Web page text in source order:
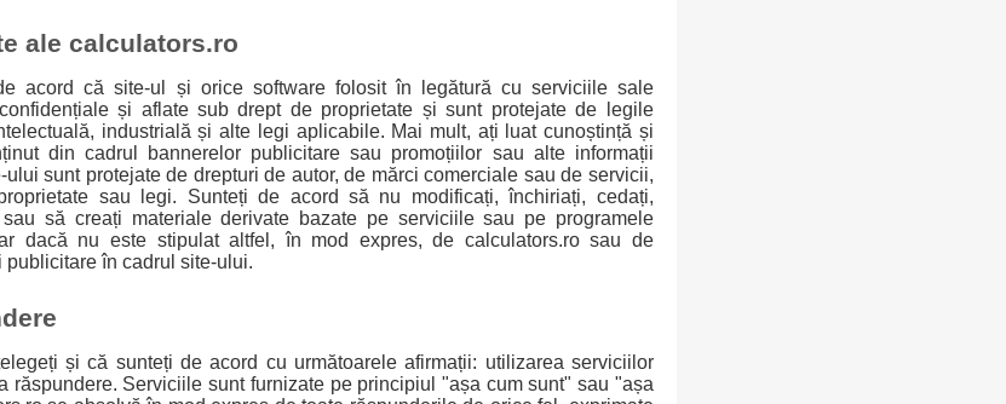
ale calculators.ro
acord că site-ul și orice software folosit în legătură cu serviciile sale
și aflate sub drept de proprietate și sunt protejate de legile
industrială și alte legi aplicabile. Mai mult, ați luat cunoștință și
din cadrul bannerelor publicitare sau promoțiilor sau alte informații
sunt protejate de drepturi de autor, de mărci comerciale sau de servicii,
sau legi. Sunteți de acord să nu modificați, închiriați, cedați,
să creați materiale derivate bazate pe serviciile sau pe programele
dacă nu este stipulat altfel, în mod expres, de calculators.ro sau de
în cadrul site-ului.
și că sunteți de acord cu următoarele afirmații: utilizarea serviciilor
răspundere. Serviciile sunt furnizate pe principiul "așa cum sunt" sau "așa